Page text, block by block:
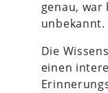
genau, war
unbekannt.
Die
einen